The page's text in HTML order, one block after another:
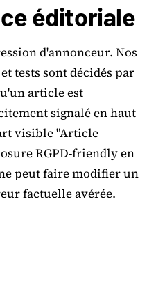
éditoriale
d'annonceur. Nos
tests sont décidés par
article est
signalé en haut
visible "Article
RGPD-friendly en
peut faire modifier un
factuelle avérée.